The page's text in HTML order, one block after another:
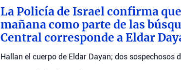
La Policía de Israel confirma
mañana como parte de las
Central corresponde a Eldar
Hallan el cuerpo de Eldar Dayan; dos sospechosos